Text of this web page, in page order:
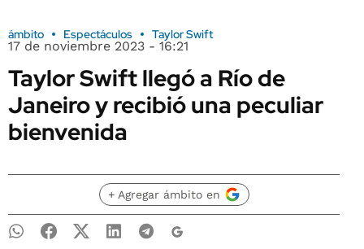
ámbito Espectáculos Taylor Swift
17 de noviembre 2023 - 16:21
Taylor Swift llegó a Río de
Janeiro y recibió una peculiar
bienvenida
+ Agregar ámbito en